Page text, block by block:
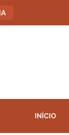
INÍCIO